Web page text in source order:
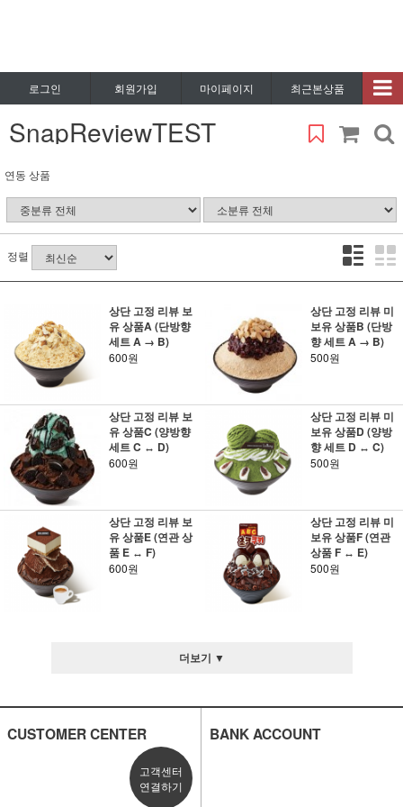
로그인 회원가입 마이페이지 최근본상품
SnapReviewTEST
연동 상품
정렬
상단 고정 리뷰 보
유 상품A (단방향
세트 A → B)
600원
상단 고정 리뷰 미
보유 상품B (단방
향 세트 A → B)
500원
상단 고정 리뷰 보
유 상품C (양방향
세트 C ↔ D)
600원
상단 고정 리뷰 미
보유 상품D (양방
향 세트 D ↔ C)
500원
상단 고정 리뷰 보
유 상품E (연관 상
품 E ↔ F)
600원
상단 고정 리뷰 미
보유 상품F (연관
상품 F ↔ E)
500원
더보기 ▼
CUSTOMER CENTER
고객센터
연결하기
BANK ACCOUNT